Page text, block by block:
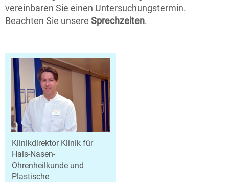
vereinbaren Sie einen Untersuchungstermin.
Beachten Sie unsere Sprechzeiten.
Klinikdirektor Klinik für
Hals-Nasen-
Ohrenheilkunde und
Plastische